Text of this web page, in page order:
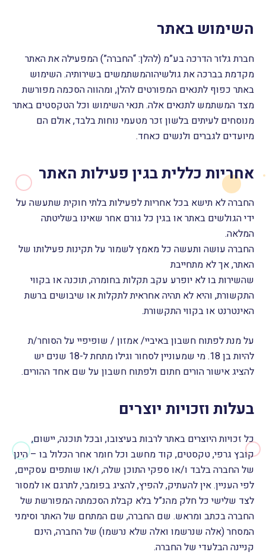
השימוש באתר
חברת גלזר הדרכה בע”מ (להלן: “החברה”) המפעילה את האתר
מקדמת בברכה את גולשיהוהמשתמשים בשירותיה. השימוש
באתר כפוף לתנאים המפורטים להלן, ומהווה הסכמה מפורשת
מצד המשתמש לתנאים אלה. תנאי השימוש וכל הטקסטים באתר
מנוסחים לעיתים בלשון זכר מטעמי נוחות בלבד, אולם הם
מיועדים לגברים ולנשים כאחד.
אחריות כללית בגין פעילות האתר
החברה לא תישא בכל אחריות לפעילות בלתי חוקית שתעשה על
ידי הגולשים באתר או בגין כל גורם אחר שאינו בשליטתה
המלאה.
החברה עושה ותעשה כל מאמץ לשמור על תקינות פעילותו של
האתר, אך לא מתחייבת
שהשירות בו לא יופרע עקב תקלות בחומרה, תוכנה או בקווי
התקשורת, והיא לא תהיה אחראית לתקלות או שיבושים ברשת
האינטרנט או בקווי התקשורת.
על מנת לפתוח חשבון באיביי/ אמזון / שופיפיי על הסוחר/ת
להיות בן 18. מי שמעוניין לסחור וגילו מתחת ל-18 שנים יש
להציג אישור הורים חתום ולפתוח חשבון על שם אחד ההורים.
בעלות וזכויות יוצרים
כל זכויות היוצרים באתר לרבות בעיצובו, ובכל תוכנה, יישום,
קובץ גרפי, טקסטים, קוד מחשב וכל חומר אחר הכלול בו – הינן
של החברה בלבד ו/או ספקי התוכן שלה, ו/או שותפים עסקיים,
לפי העניין. אין להעתיק, להפיץ, להציג בפומבי, לתרגם או למסור
לצד שלישי כל חלק מהנ”ל בלא קבלת הסכמתה המפורשת של
החברה בכתב ומראש. שם החברה, שם המתחם של האתר וסימני
המסחר (אלה שנרשמו ואלה שלא נרשמו) של החברה, הינם
קניינה הבלעדי של החברה.